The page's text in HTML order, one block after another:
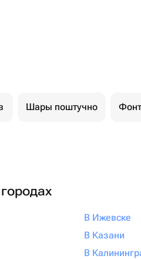
Шары поштучно
В Ижевске
В Казани
В